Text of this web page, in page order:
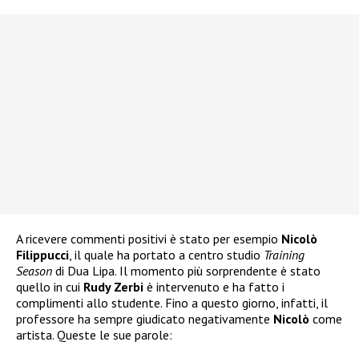
A ricevere commenti positivi è stato per esempio Nicolò
Filippucci, il quale ha portato a centro studio Training
Season di Dua Lipa. Il momento più sorprendente è stato
quello in cui Rudy Zerbi è intervenuto e ha fatto i
complimenti allo studente. Fino a questo giorno, infatti, il
professore ha sempre giudicato negativamente Nicolò come
artista. Queste le sue parole: